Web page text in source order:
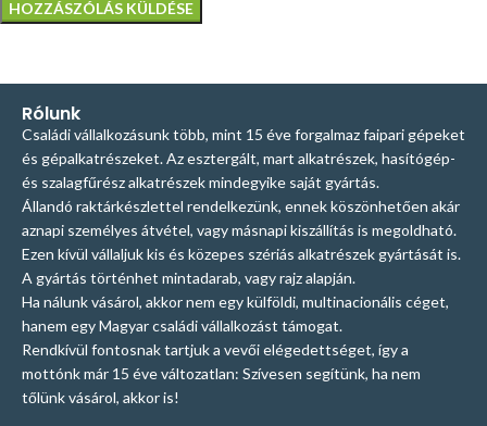
Rólunk
Családi vállalkozásunk több, mint 15 éve forgalmaz faipari gépeket
és gépalkatrészeket. Az esztergált, mart alkatrészek, hasítógép-
és szalagfűrész alkatrészek mindegyike saját gyártás.
Állandó raktárkészlettel rendelkezünk, ennek köszönhetően akár
aznapi személyes átvétel, vagy másnapi kiszállítás is megoldható.
Ezen kívül vállaljuk kis és közepes szériás alkatrészek gyártását is.
A gyártás történhet mintadarab, vagy rajz alapján.
Ha nálunk vásárol, akkor nem egy külföldi, multinacionális céget,
hanem egy Magyar családi vállalkozást támogat.
Rendkívül fontosnak tartjuk a vevői elégedettséget, így a
mottónk már 15 éve változatlan: Szívesen segítünk, ha nem
tőlünk vásárol, akkor is!